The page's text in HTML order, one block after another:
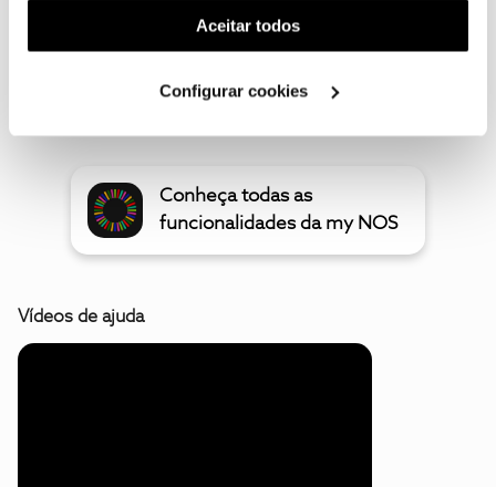
(cookies de publicidade personalizada). Pode gerir a
utilização dos cookies clicando em "Configurar
Aceitar todos
Configurar cookies
Oferta de 2 meses Uber One
Conheça todas as
funcionalidades da my NOS
Vídeos de ajuda